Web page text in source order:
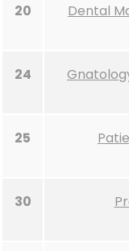
20 Dental
24
25
30